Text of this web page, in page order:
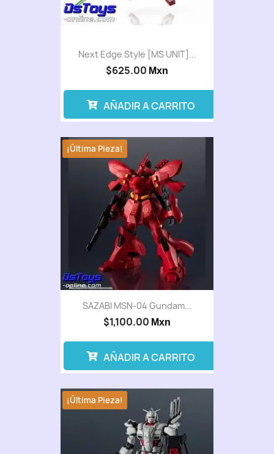
Next Edge Style [MS UNIT]...
$625.00 Mxn
AÑADIR A CARRITO
SAZABI MSN-04 Gundam...
$1,100.00 Mxn
¡Última Pieza!
AÑADIR A CARRITO
¡Última Pieza!